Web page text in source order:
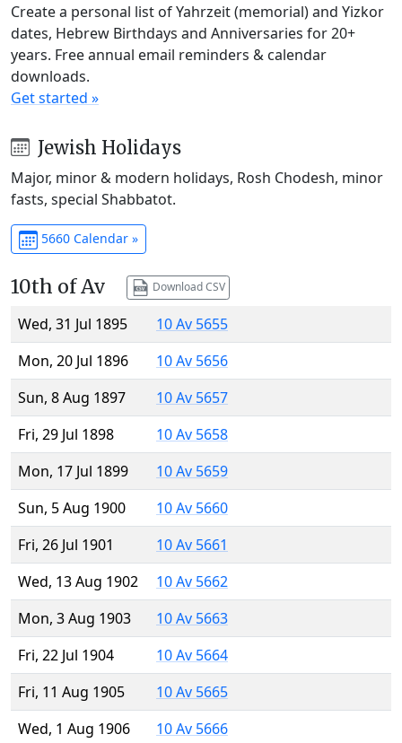
Create a personal list of Yahrzeit (memorial) and Yizkor
dates, Hebrew Birthdays and Anniversaries for 20+
years. Free annual email reminders & calendar
downloads.
Get started »
Jewish Holidays
Major, minor & modern holidays, Rosh Chodesh, minor
fasts, special Shabbatot.
5660 Calendar »
10th of Av Download CSV
Wed, 31 Jul 1895
10 Av 5655
Mon, 20 Jul 1896
10 Av 5656
Sun, 8 Aug 1897
10 Av 5657
Fri, 29 Jul 1898
10 Av 5658
Mon, 17 Jul 1899
10 Av 5659
Sun, 5 Aug 1900
10 Av 5660
Fri, 26 Jul 1901
10 Av 5661
Wed, 13 Aug 1902
10 Av 5662
Mon, 3 Aug 1903
10 Av 5663
Fri, 22 Jul 1904
10 Av 5664
Fri, 11 Aug 1905
10 Av 5665
Wed, 1 Aug 1906
10 Av 5666